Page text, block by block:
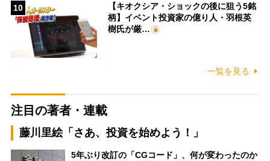
10
【キオクシア・ショックの後に狙う5銘
柄】イベント投資家の億り人・羽根英
樹氏が厳…
一覧を見る
注目の著者・連載
藤川里絵「さあ、投資を始めよう！」
5年ぶり改訂の「CGコード」、何が変わったのか